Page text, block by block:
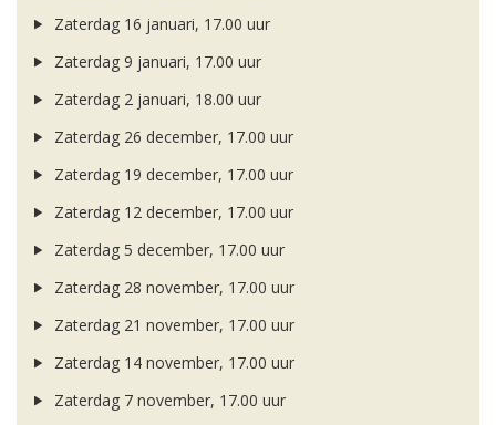
Zaterdag 16 januari, 17.00 uur
Zaterdag 9 januari, 17.00 uur
Zaterdag 2 januari, 18.00 uur
Zaterdag 26 december, 17.00 uur
Zaterdag 19 december, 17.00 uur
Zaterdag 12 december, 17.00 uur
Zaterdag 5 december, 17.00 uur
Zaterdag 28 november, 17.00 uur
Zaterdag 21 november, 17.00 uur
Zaterdag 14 november, 17.00 uur
Zaterdag 7 november, 17.00 uur